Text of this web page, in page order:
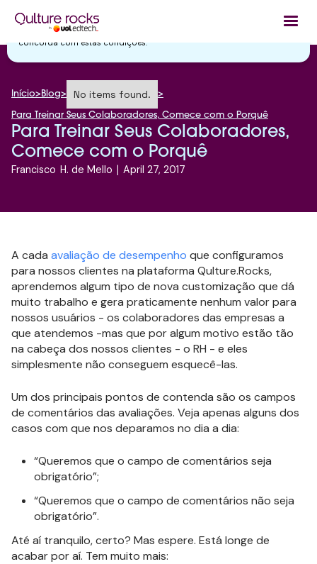
Utilizamos cookies essenciais e tecnologias semelhantes de acordo
com a nossaPolítica de Privacidade
concorda com estas condições.
Início> Blog> No items found. >
Para Treinar Seus Colaboradores, Comece com o Porquê
Para Treinar Seus Colaboradores,
Comece com o Porquê
Francisco H. de Mello | April 27, 2017
A cada avaliação de desempenho que configuramos
para nossos clientes na plataforma Qulture.Rocks,
aprendemos algum tipo de nova customização que dá
muito trabalho e gera praticamente nenhum valor para
nossos usuários - os colaboradores das empresas a
que atendemos -mas que por algum motivo estão tão
na cabeça dos nossos clientes - o RH - e eles
simplesmente não conseguem esquecê-las.
Um dos principais pontos de contenda são os campos
de comentários das avaliações. Veja apenas alguns dos
casos com que nos deparamos no dia a dia:
“Queremos que o campo de comentários seja
obrigatório”;
“Queremos que o campo de comentários não seja
obrigatório”.
Até aí tranquilo, certo? Mas espere. Está longe de
acabar por aí. Tem muito mais: